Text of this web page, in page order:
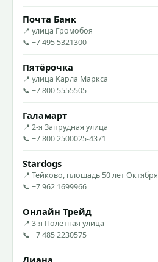
Почта Банк
📍 улица Громобоя
📞 +7 495 5321300
Пятёрочка
📍 улица Карла Маркса
📞 +7 800 5555505
Галамарт
📍 2-я Запрудная улица
📞 +7 800 2500025-4371
Stardogs
📍 Тейково, площадь 50 лет Октября
📞 +7 962 1699966
Онлайн Трейд
📍 3-я Полётная улица
📞 +7 485 2230575
Диана